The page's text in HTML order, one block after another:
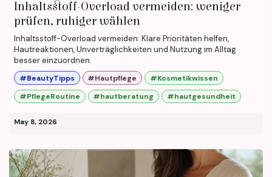
Inhaltsstoff-Overload vermeiden: weniger
prüfen, ruhiger wählen
Inhaltsstoff-Overload vermeiden: Klare Prioritäten helfen,
Hautreaktionen, Unverträglichkeiten und Nutzung im Alltag
besser einzuordnen.
#BeautyTipps #Hautpflege
#Kosmetikwissen
#PflegeRoutine
#hautberatung #hautgesundheit
May 8, 2026